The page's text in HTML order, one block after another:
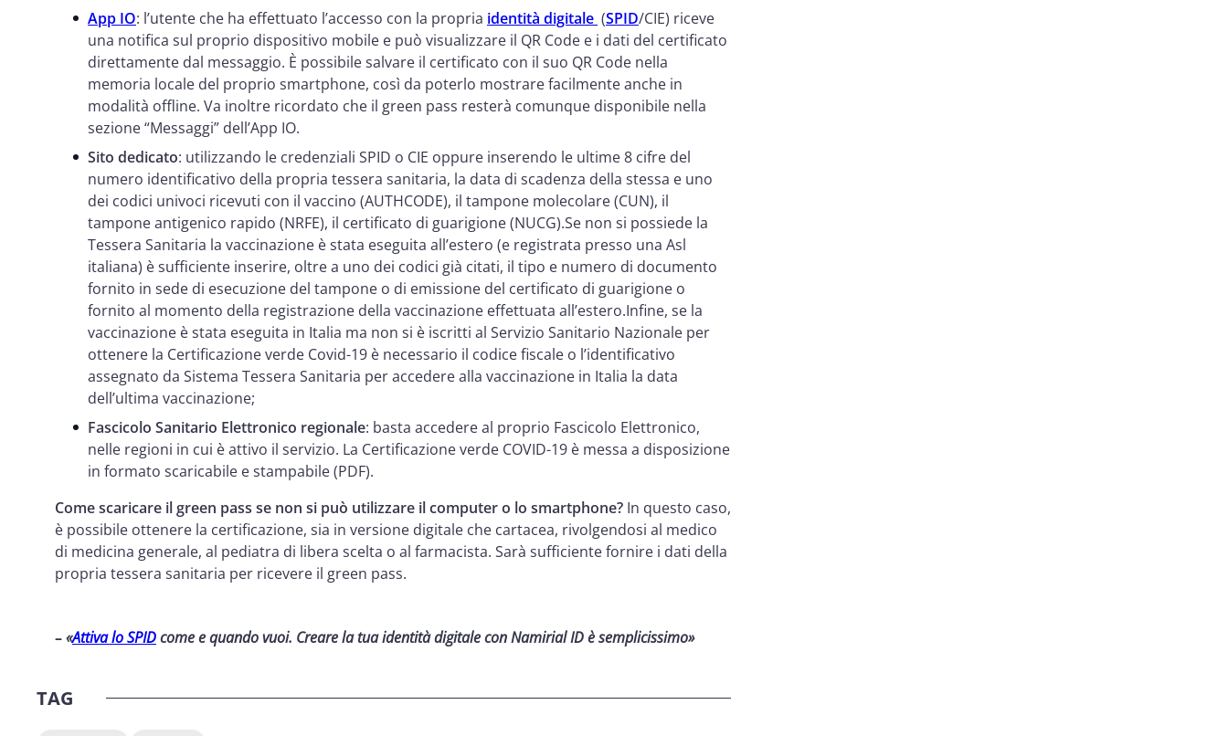
App IO: l’utente che ha effettuato l’accesso con la propria identità digitale (SPID/CIE) riceve
una notifica sul proprio dispositivo mobile e può visualizzare il QR Code e i dati del certificato
direttamente dal messaggio. È possibile salvare il certificato con il suo QR Code nella
memoria locale del proprio smartphone, così da poterlo mostrare facilmente anche in
modalità offline. Va inoltre ricordato che il green pass resterà comunque disponibile nella
sezione “Messaggi” dell’App IO.
Sito dedicato: utilizzando le credenziali SPID o CIE oppure inserendo le ultime 8 cifre del
numero identificativo della propria tessera sanitaria, la data di scadenza della stessa e uno
dei codici univoci ricevuti con il vaccino (AUTHCODE), il tampone molecolare (CUN), il
tampone antigenico rapido (NRFE), il certificato di guarigione (NUCG).Se non si possiede la
Tessera Sanitaria la vaccinazione è stata eseguita all’estero (e registrata presso una Asl
italiana) è sufficiente inserire, oltre a uno dei codici già citati, il tipo e numero di documento
fornito in sede di esecuzione del tampone o di emissione del certificato di guarigione o
fornito al momento della registrazione della vaccinazione effettuata all’estero.Infine, se la
vaccinazione è stata eseguita in Italia ma non si è iscritti al Servizio Sanitario Nazionale per
ottenere la Certificazione verde Covid-19 è necessario il codice fiscale o l’identificativo
assegnato da Sistema Tessera Sanitaria per accedere alla vaccinazione in Italia la data
dell’ultima vaccinazione;
Fascicolo Sanitario Elettronico regionale: basta accedere al proprio Fascicolo Elettronico,
nelle regioni in cui è attivo il servizio. La Certificazione verde COVID-19 è messa a disposizione
in formato scaricabile e stampabile (PDF).
Come scaricare il green pass se non si può utilizzare il computer o lo smartphone? In questo caso,
è possibile ottenere la certificazione, sia in versione digitale che cartacea, rivolgendosi al medico
di medicina generale, al pediatra di libera scelta o al farmacista. Sarà sufficiente fornire i dati della
propria tessera sanitaria per ricevere il green pass.
–«Attiva lo SPIDcome e quando vuoi. Creare la tua identità digitale con Namirial ID è semplicissimo»
TAG